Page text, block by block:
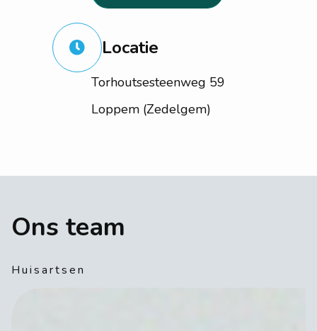
Locatie
Torhoutsesteenweg 59
Loppem (Zedelgem)
Ons team
Huisartsen